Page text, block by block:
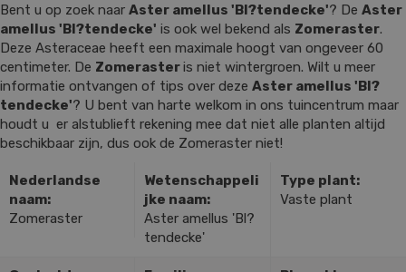
Bent u op zoek naar Aster amellus 'Bl?tendecke'? De Aster
amellus 'Bl?tendecke' is ook wel bekend als Zomeraster.
Deze Asteraceae heeft een maximale hoogt van ongeveer 60
centimeter. De Zomerasteris niet wintergroen. Wilt u meer
informatie ontvangen of tips over deze Aster amellus 'Bl?
tendecke'? U bent van harte welkom in ons tuincentrum maar
houdt u er alstublieft rekening mee dat niet alle planten altijd
beschikbaar zijn, dus ook de Zomeraster niet!
Nederlandse
naam:
Zomeraster
Wetenschappeli
jke naam:
Aster amellus 'Bl?
tendecke'
Type plant:
Vaste plant